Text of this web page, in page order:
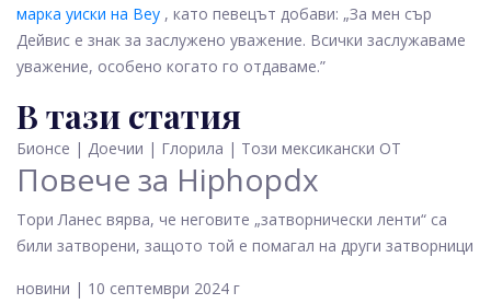
марка уиски на Bey , като певецът добави: „За мен сър
Дейвис е знак за заслужено уважение. Всички заслужаваме
уважение, особено когато го отдаваме.”
В тази статия
Бионсе | Доечии | Глорила | Този мексикански OT
Повече за Hiphopdx
Тори Ланес вярва, че неговите „затворнически ленти“ са
били затворени, защото той е помагал на други затворници
новини | 10 септември 2024 г